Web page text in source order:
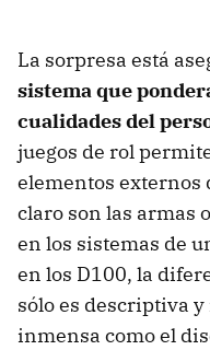
La sorpresa está
sistema que
cualidades del
juegos de rol
elementos externos
claro son las armas
en los sistemas de
en los D100, la
sólo es descriptiva
inmensa como el